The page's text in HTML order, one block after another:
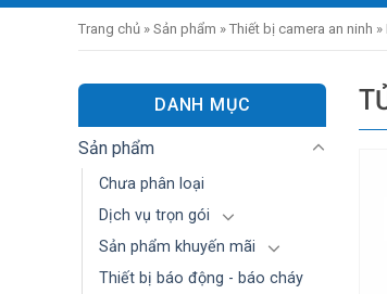
Trang chủ » Sản phẩm » Thiết bị camera an ninh »
DANH MỤC
Sản phẩm
Chưa phân loại
Dịch vụ trọn gói
Sản phẩm khuyến mãi
Thiết bị báo động - báo cháy